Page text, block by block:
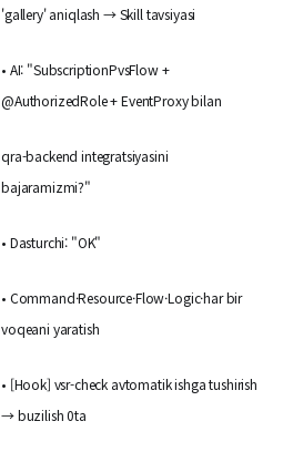
'gallery' aniqlash → Skill tavsiyasi
• AI: "SubscriptionPvsFlow +
@AuthorizedRole + EventProxy bilan
qra-backend integratsiyasini
bajaramizmi?"
• Dasturchi: "OK"
• Command·Resource·Flow·Logic·har bir
voqeani yaratish
• [Hook] vsr-check avtomatik ishga tushirish
→ buzilish 0ta